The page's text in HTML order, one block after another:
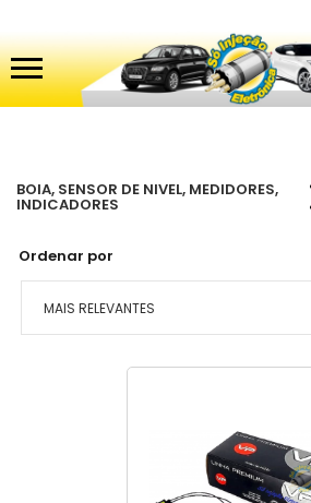
BOIA, SENSOR DE NIVEL, MEDIDORES,
INDICADORES
Ordenar por
MAIS RELEVANTES
MAIS VENDIDOS